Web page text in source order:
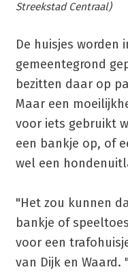
Streekstad Centraal)
De huisjes worden
gemeentegrond
bezitten daar op
Maar een
voor iets gebruikt
een bankje op, of
wel een
"Het zou kunnen
bankje of
voor een
van Dijk en Waard.